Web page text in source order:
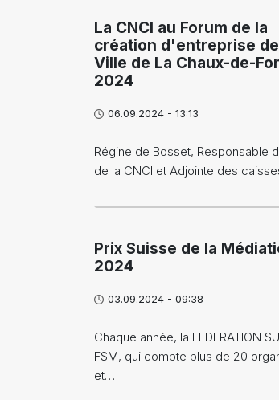
La CNCI au Forum de la
création d'entreprise
Ville de La Chaux-de-
2024
06.09.2024 - 13:13
Régine de Bosset, Responsable
de la CNCI et Adjointe des
Prix Suisse de la
2024
03.09.2024 - 09:38
Chaque année, la FEDERATION
FSM, qui compte plus de 20
et…